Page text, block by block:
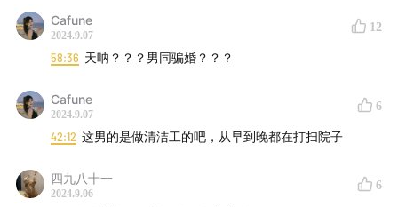
Was a Florida man's obsession with a home
The Bizarre Story Of David Tronnes
時 意外卻發生了..
Cafune
2024.9.07
12
58:36 天呐？？？男同骗婚？？？
Cafune
2024.9.07
6
42:12 这男的是做清洁工的吧，从早到晚都在打扫院子
四九八十一
2024.9.06
6